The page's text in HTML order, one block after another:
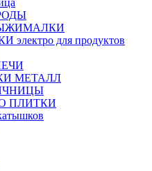
для продуктов
МЕТАЛЛ
ПЛИТКИ